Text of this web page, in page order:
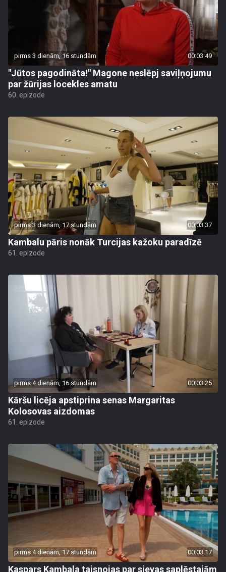
pirms 3 dienām, 16 stundām 00:03:49
"Jūtos pagodināta!" Magone neslēpj saviļņojumu
par žūrijas locekles amatu
60. epizode
pirms 3 dienām, 17 stundām 00:03:37
Kambalu pāris nonāk Turcijas kažoku paradīzē
61. epizode
pirms 4 dienām, 16 stundām 00:03:25
Kāršu licēja apstiprina senas Margaritas
Kolosovas aizdomas
61. epizode
pirms 4 dienām, 17 stundām 00:03:17
Kaspars Kambala taisnojas par sievas saplēstajām